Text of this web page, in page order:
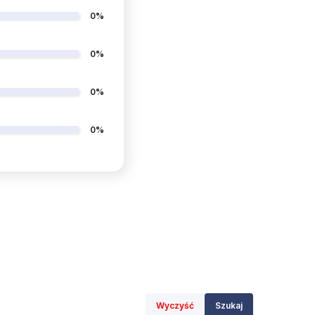
0%
0%
0%
0%
Wyczyść Szukaj